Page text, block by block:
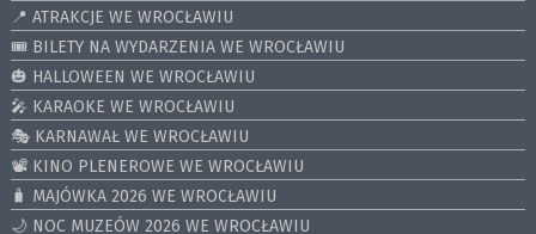
📍 ATRAKCJE WE WROCŁAWIU
🎟️ BILETY NA WYDARZENIA WE WROCŁAWIU
🎃 HALLOWEEN WE WROCŁAWIU
🎤 KARAOKE WE WROCŁAWIU
🎭 KARNAWAŁ WE WROCŁAWIU
📽️ KINO PLENEROWE WE WROCŁAWIU
🧳 MAJÓWKA 2026 WE WROCŁAWIU
🌙 NOC MUZEÓW 2026 WE WROCŁAWIU